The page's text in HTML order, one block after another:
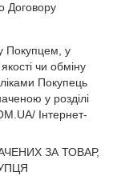
Договору
Покупцем, у
чи обміну
Покупець
у розділі
Інтернет-
ЗА ТОВАР,